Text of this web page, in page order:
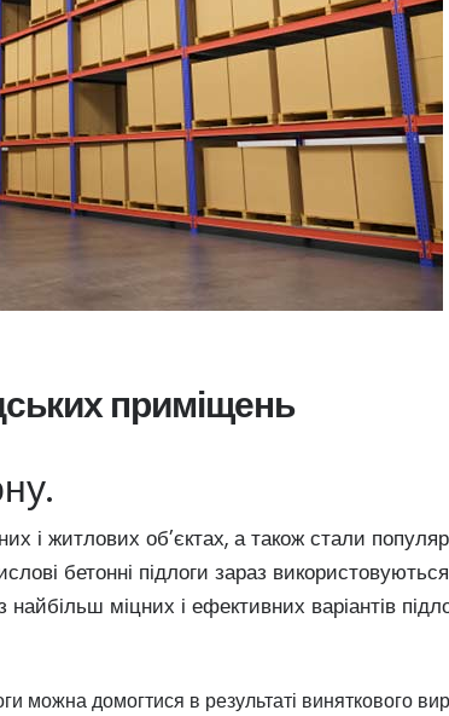
приміщень
і житлових об’єктах, а також стали
бетонні підлоги зараз
міцних і ефективних варіантів
можна домогтися в результаті виняткового